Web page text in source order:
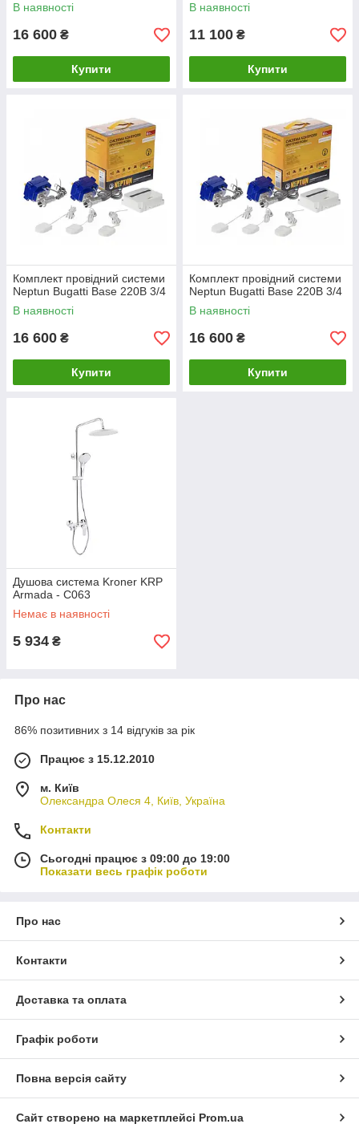
В наявності
16 600 ₴
Купити
В наявності
11 100 ₴
Купити
Комплект провідний системи
Neptun Bugatti Base 220B 3/4
В наявності
16 600 ₴
Купити
Комплект провідний системи
Neptun Bugatti Base 220B 3/4
В наявності
16 600 ₴
Купити
Душова система Kroner KRP
Armada - C063
Немає в наявності
5 934 ₴
Про нас
86% позитивних з 14 відгуків за рік
Працює з 15.12.2010
м. Київ
Олександра Олеся 4, Київ, Україна
Контакти
Сьогодні працює з 09:00 до 19:00
Показати весь графік роботи
Про нас
Контакти
Доставка та оплата
Графік роботи
Повна версія сайту
Сайт створено на маркетплейсі Prom.ua